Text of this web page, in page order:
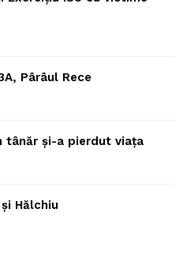
Pârâul Rece
tânăr și-a pierdut viața
Hălchiu